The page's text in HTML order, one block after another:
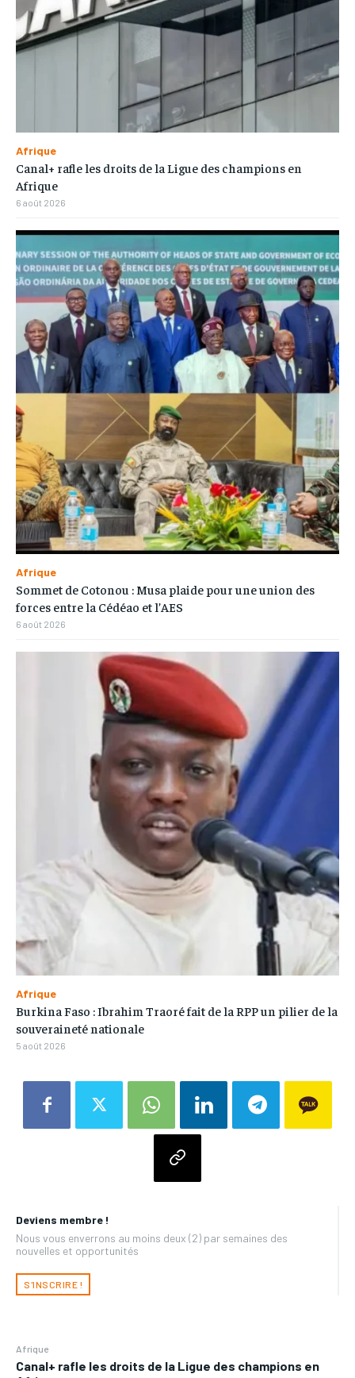
Deviens membre !
Nous vous enverrons au moins deux (2) par semaines des
nouvelles et opportunités
S'INSCRIRE !
Afrique
Canal+ rafle les droits de la Ligue des champions en
Afrique
Canal+ rafle les droits de la Ligue des champions en
Afrique
6 août 2026
Afrique
Sommet de Cotonou : Musa plaide pour une union des
forces entre la Cédéao et l’AES
6 août 2026
Afrique
Burkina Faso : Ibrahim Traoré fait de la RPP un pilier de la
souveraineté nationale
5 août 2026